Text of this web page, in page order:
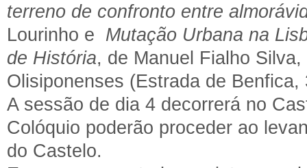
terreno de confronto entre
Lourinho e Mutação Urbana na
de História, de Manuel Fialho
Olisiponenses (Estrada de Benfica,
A sessão de dia 4 decorrerá no
Colóquio poderão proceder ao
do Castelo.